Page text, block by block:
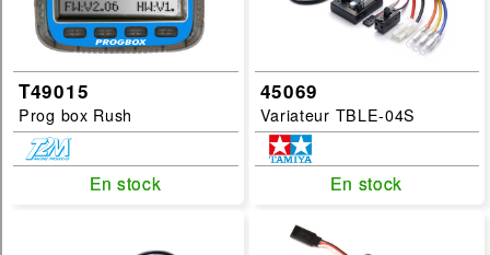
T49015
Prog box Rush
En stock
En stock
45069
Variateur TBLE-04S
En stock
En stock